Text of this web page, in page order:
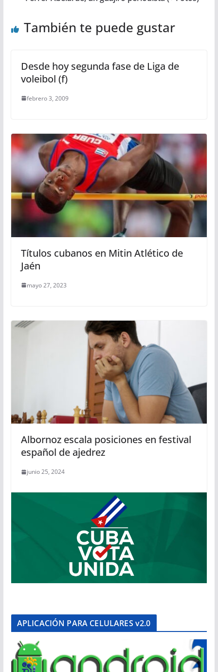
También te puede gustar
Desde hoy segunda fase de Liga de
voleibol (f)
febrero 3, 2009
Títulos cubanos en Mitin Atlético de
Jaén
mayo 27, 2023
Albornoz escala posiciones en festival
español de ajedrez
junio 25, 2024
APLICACIÓN PARA CELULARES v2.0